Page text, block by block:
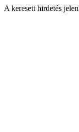
A keresett hirdetés